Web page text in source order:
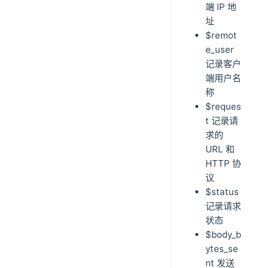
端 IP 地
址
$remot
e_user
记录客户
端用户名
称
$reques
t 记录请
求的
URL 和
HTTP 协
议
$status
记录请求
状态
$body_b
ytes_se
nt 发送